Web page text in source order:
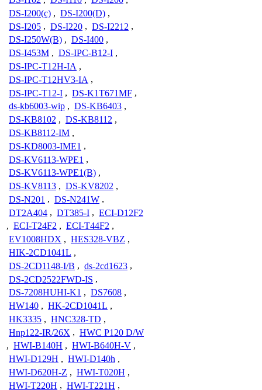
DS-I200(c) , DS-I200(D) ,
DS-I205 , DS-I220 , DS-I2212 ,
DS-I250W(B) , DS-I400 ,
DS-I453M , DS-IPC-B12-I ,
DS-IPC-T12H-IA ,
DS-IPC-T12HV3-IA ,
DS-IPC-T12-I , DS-K1T671MF ,
ds-kb6003-wip , DS-KB6403 ,
DS-KB8102 , DS-KB8112 ,
DS-KB8112-IM ,
DS-KD8003-IME1 ,
DS-KV6113-WPE1 ,
DS-KV6113-WPE1(B) ,
DS-KV8113 , DS-KV8202 ,
DS-N201 , DS-N241W ,
DT2A404 , DT385-I , ECI-D12F2
, ECI-T24F2 , ECI-T44F2 ,
EV1008HDX , HES328-VBZ ,
HIK-2CD1041L ,
DS-2CD1148-I/B , ds-2cd1623 ,
DS-2CD2522FWD-IS ,
DS-7208HUHI-K1 , DS7608 ,
HW140 , HK-2CD1041L ,
HK3335 , HNC328-TD ,
Hnp122-IR/26X , HWC P120 D/W
, HWI-B140H , HWI-B640H-V ,
HWI-D129H , HWI-D140h ,
HWI-D620H-Z , HWI-T020H ,
HWI-T220H , HWI-T221H ,